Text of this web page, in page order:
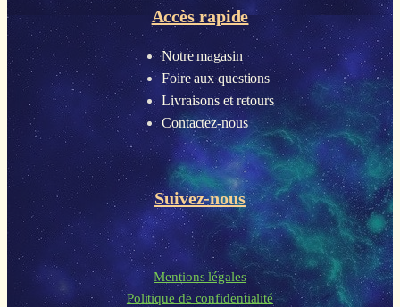
Accès rapide
Notre magasin
Foire aux questions
Livraisons et retours
Contactez-nous
Suivez-nous
Mentions légales
Politique de confidentialité